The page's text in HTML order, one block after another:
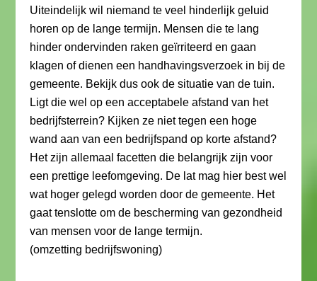
Uiteindelijk wil niemand te veel hinderlijk geluid
horen op de lange termijn. Mensen die te lang
hinder ondervinden raken geïrriteerd en gaan
klagen of dienen een handhavingsverzoek in bij de
gemeente. Bekijk dus ook de situatie van de tuin.
Ligt die wel op een acceptabele afstand van het
bedrijfsterrein? Kijken ze niet tegen een hoge
wand aan van een bedrijfspand op korte afstand?
Het zijn allemaal facetten die belangrijk zijn voor
een prettige leefomgeving. De lat mag hier best wel
wat hoger gelegd worden door de gemeente. Het
gaat tenslotte om de bescherming van gezondheid
van mensen voor de lange termijn.
(omzetting bedrijfswoning)